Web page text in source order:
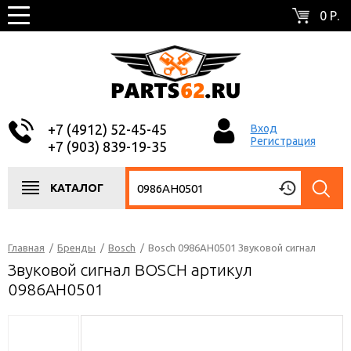
0 Р.
+7 (4912) 52-45-45
+7 (903) 839-19-35
Вход
Регистрация
КАТАЛОГ
Главная / Бренды / Bosch / Bosch 0986AH0501 Звуковой сигнал
Звуковой сигнал BOSCH артикул
0986AH0501